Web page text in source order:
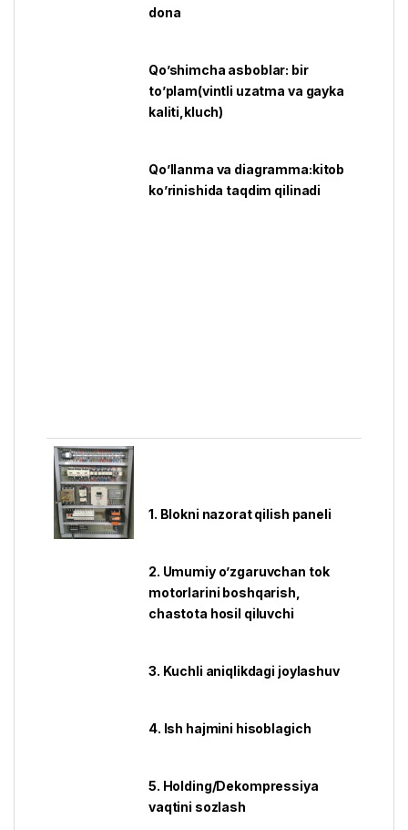
dona
Qo’shimcha asboblar: bir
to’plam(vintli uzatma va gayka
kaliti,kluch)
Qo’llanma va diagramma:kitob
ko’rinishida taqdim qilinadi
1. Blokni nazorat qilish paneli
2. Umumiy o’zgaruvchan tok
motorlarini boshqarish,
chastota hosil qiluvchi
3. Kuchli aniqlikdagi joylashuv
4. Ish hajmini hisoblagich
5. Holding/Dekompressiya
vaqtini sozlash